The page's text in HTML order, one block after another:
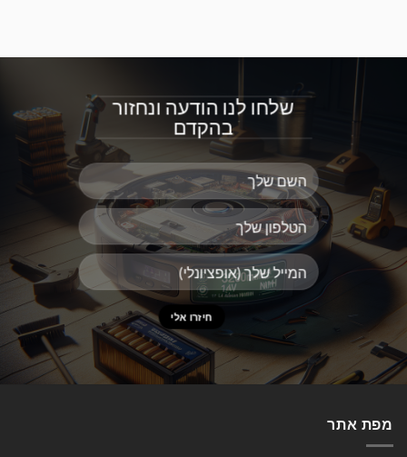
שלחו לנו הודעה ונחזור
בהקדם
מפת אתר